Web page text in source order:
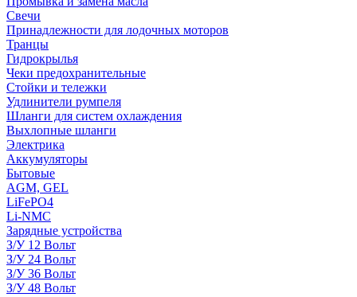
Свечи
Принадлежности для лодочных моторов
Транцы
Гидрокрылья
Чеки предохранительные
Стойки и тележки
Удлинители румпеля
Шланги для систем охлаждения
Выхлопные шланги
Электрика
Аккумуляторы
Бытовые
AGM, GEL
LiFePO4
Li-NMC
Зарядные устройства
З/У 12 Вольт
З/У 24 Вольт
З/У 36 Вольт
З/У 48 Вольт